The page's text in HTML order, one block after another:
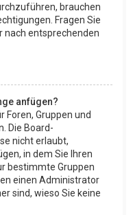
brauchen
Fragen Sie
nach entsprechenden
anfügen?
Foren, Gruppen und
Die Board-
nicht erlaubt,
in dem Sie Ihren
bestimmte Gruppen
einen Administrator
sind, wieso Sie keine